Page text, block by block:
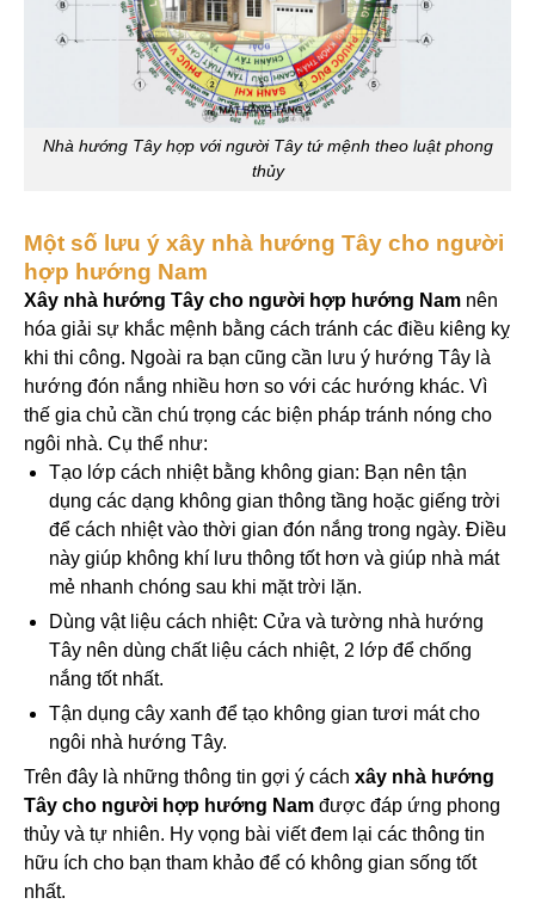
Nhà hướng Tây hợp với người Tây tứ mệnh theo luật phong
thủy
Một số lưu ý xây nhà hướng Tây cho người
hợp hướng Nam
Xây nhà hướng Tây cho người hợp hướng Nam nên
hóa giải sự khắc mệnh bằng cách tránh các điều kiêng kỵ
khi thi công. Ngoài ra bạn cũng cần lưu ý hướng Tây là
hướng đón nắng nhiều hơn so với các hướng khác. Vì
thế gia chủ cần chú trọng các biện pháp tránh nóng cho
ngôi nhà. Cụ thể như:
Tạo lớp cách nhiệt bằng không gian: Bạn nên tận
dụng các dạng không gian thông tầng hoặc giếng trời
để cách nhiệt vào thời gian đón nắng trong ngày. Điều
này giúp không khí lưu thông tốt hơn và giúp nhà mát
mẻ nhanh chóng sau khi mặt trời lặn.
Dùng vật liệu cách nhiệt: Cửa và tường nhà hướng
Tây nên dùng chất liệu cách nhiệt, 2 lớp để chống
nắng tốt nhất.
Tận dụng cây xanh để tạo không gian tươi mát cho
ngôi nhà hướng Tây.
Trên đây là những thông tin gợi ý cách xây nhà hướng
Tây cho người hợp hướng Nam được đáp ứng phong
thủy và tự nhiên. Hy vọng bài viết đem lại các thông tin
hữu ích cho bạn tham khảo để có không gian sống tốt
nhất.